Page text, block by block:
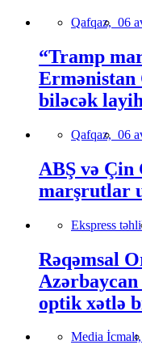
Qafqaz, 06
“Tramp
Ermənistan
biləcək
Qafqaz, 06
ABŞ və Çin
marşrutlar
Ekspress
Rəqəmsal
optik xətlə
Media İcmalı,